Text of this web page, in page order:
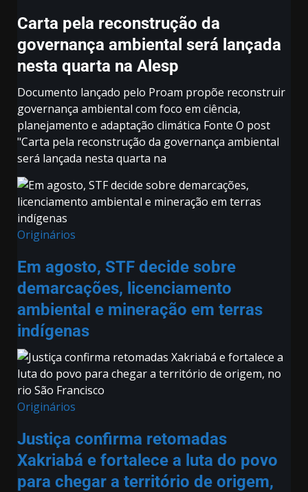
Carta pela reconstrução da
governança ambiental será lançada
nesta quarta na Alesp
Documento lançado pelo Proam propõe reconstruir
governança ambiental com foco em ciência,
planejamento e adaptação climática Fonte O post
"Carta pela reconstrução da governança ambiental
será lançada nesta quarta na
Originários
Em agosto, STF decide sobre
demarcações, licenciamento
ambiental e mineração em terras
indígenas
Originários
Justiça confirma retomadas
Xakriabá e fortalece a luta do povo
para chegar a território de origem,